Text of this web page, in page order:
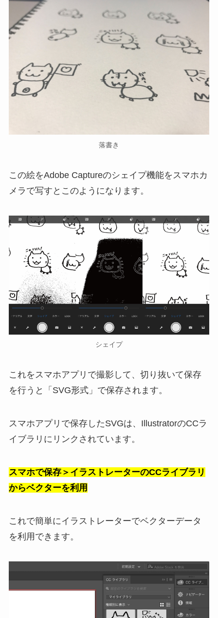
落書き
この絵をAdobe Captureのシェイプ機能をスマホカ
メラで写すとこのようになります。
シェイプ
これをスマホアプリで撮影して、切り抜いて保存
を行うと「SVG形式」で保存されます。
スマホアプリで保存したSVGは、IllustratorのCCラ
イブラリにリンクされています。
スマホで保存＞イラストレーターのCCライブラリ
からベクターを利用
これで簡単にイラストレーターでベクターデータ
を利用できます。